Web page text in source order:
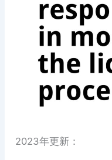
2023年更新：